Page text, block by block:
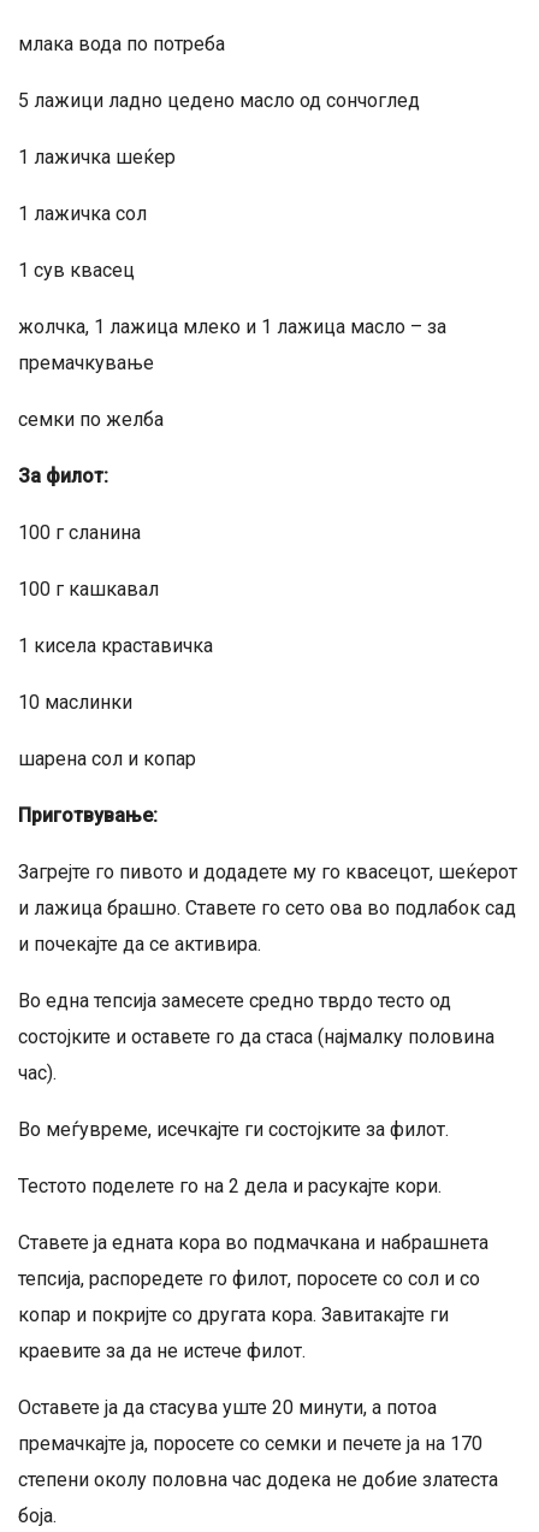
млака вода по потреба
5 лажици ладно цедено масло од сончоглед
1 лажичка шеќер
1 лажичка сол
1 сув квасец
жолчка, 1 лажица млеко и 1 лажица масло – за
премачкување
семки по желба
За филот:
100 г сланина
100 г кашкавал
1 кисела краставичка
10 маслинки
шарена сол и копар
Приготвување:
Загрејте го пивото и додадете му го квасецот, шеќерот
и лажица брашно. Ставете го сето ова во подлабок сад
и почекајте да се активира.
Во една тепсија замесете средно тврдо тесто од
состојките и оставете го да стаса (најмалку половина
час).
Во меѓувреме, исечкајте ги состојките за филот.
Тестото поделете го на 2 дела и расукајте кори.
Ставете ја едната кора во подмачкана и набрашнета
тепсија, распоредете го филот, поросете со сол и со
копар и покријте со другата кора. Завитакајте ги
краевите за да не истече филот.
Оставете ја да стасува уште 20 минути, а потоа
премачкајте ја, поросете со семки и печете ја на 170
степени околу половна час додека не добие златеста
боја.